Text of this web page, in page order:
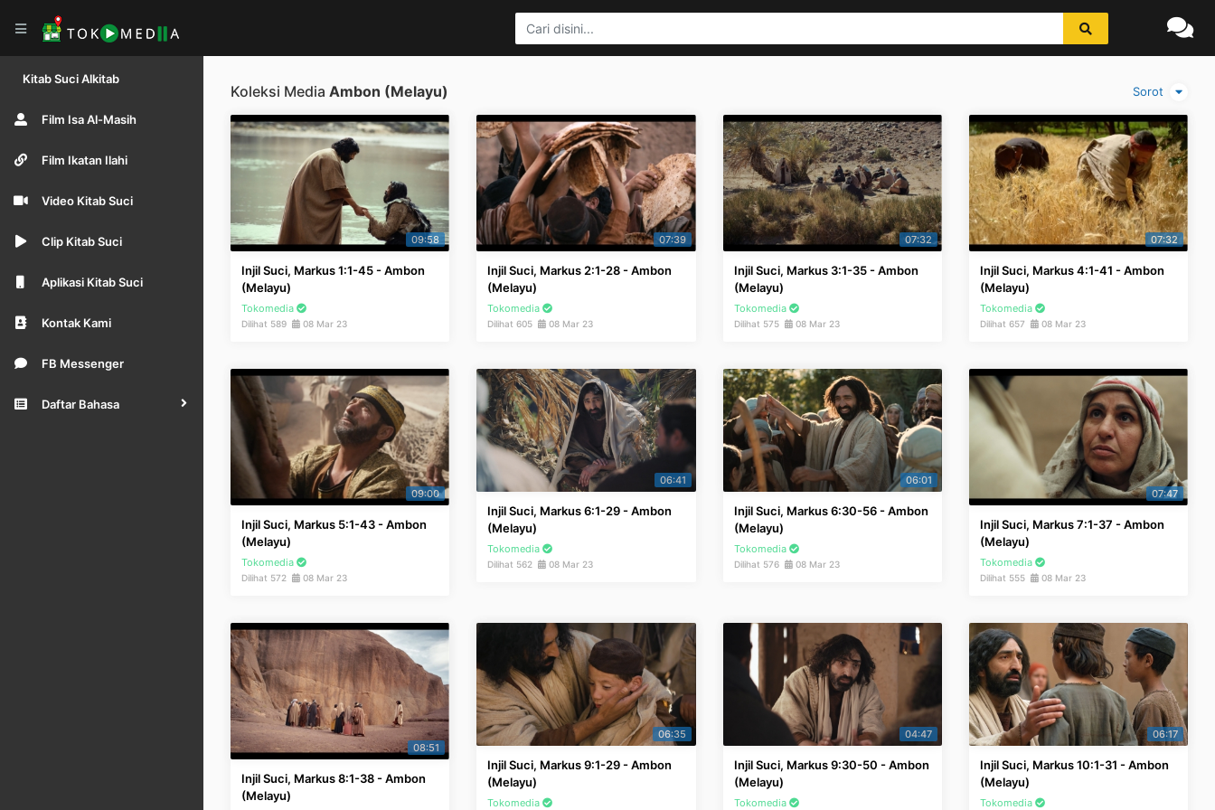
Kitab Suci Alkitab
Film Isa Al-Masih
Film Ikatan Ilahi
Video Kitab Suci
Clip Kitab Suci
Aplikasi Kitab Suci
Kontak Kami
FB Messenger
Daftar Bahasa
Sorot
Koleksi Media Ambon (Melayu)
09:58
Injil Suci, Markus 1:1-45 - Ambon
(Melayu)
Tokomedia
Dilihat 589 08 Mar 23
07:39
Injil Suci, Markus 2:1-28 - Ambon
(Melayu)
Tokomedia
Dilihat 605 08 Mar 23
07:32
Injil Suci, Markus 3:1-35 - Ambon
(Melayu)
Tokomedia
Dilihat 575 08 Mar 23
07:32
Injil Suci, Markus 4:1-41 - Ambon
(Melayu)
Tokomedia
Dilihat 657 08 Mar 23
09:00
Injil Suci, Markus 5:1-43 - Ambon
(Melayu)
Tokomedia
Dilihat 572 08 Mar 23
06:41
Injil Suci, Markus 6:1-29 - Ambon
(Melayu)
Tokomedia
Dilihat 562 08 Mar 23
06:01
Injil Suci, Markus 6:30-56 - Ambon
(Melayu)
Tokomedia
Dilihat 576 08 Mar 23
07:47
Injil Suci, Markus 7:1-37 - Ambon
(Melayu)
Tokomedia
Dilihat 555 08 Mar 23
08:51
Injil Suci, Markus 8:1-38 - Ambon
(Melayu)
06:35
Injil Suci, Markus 9:1-29 - Ambon
(Melayu)
Tokomedia
04:47
Injil Suci, Markus 9:30-50 - Ambon
(Melayu)
Tokomedia
06:17
Injil Suci, Markus 10:1-31 - Ambon
(Melayu)
Tokomedia